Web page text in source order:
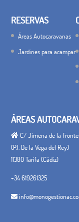
RESERVAS
Áreas Autocaravanas
Jardines para acampar
ÁREAS
C/ Jimena de la
(P.I. De la Vega del Rey)
11380 Tarifa (Cádiz)
+34 619261325